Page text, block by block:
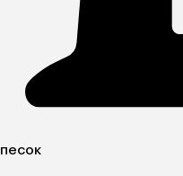
песок